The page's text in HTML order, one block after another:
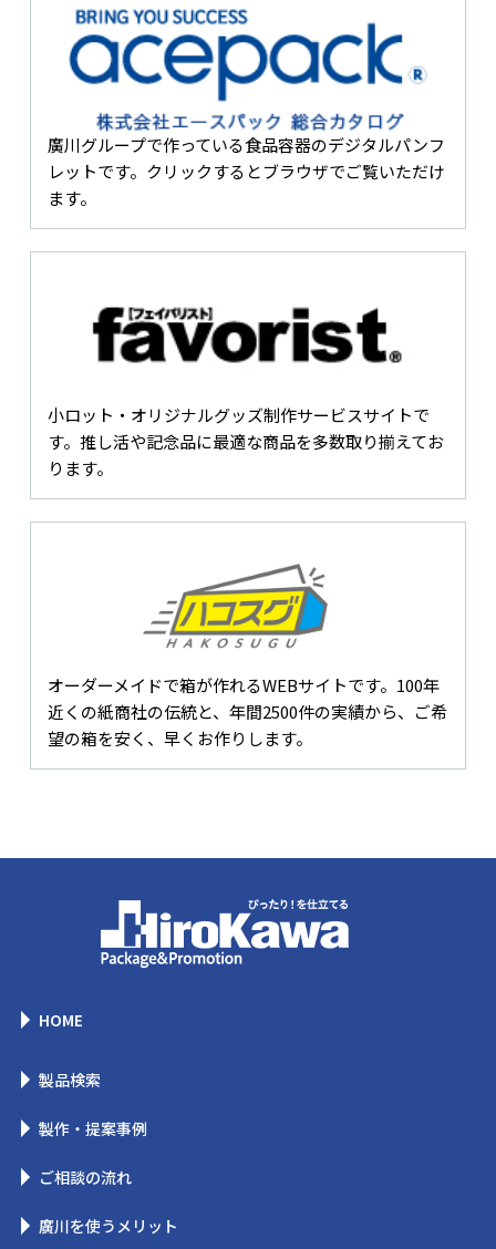
廣川グループで作っている食品容器のデジタルパンフ
レットです。クリックするとブラウザでご覧いただけ
ます。
小ロット・オリジナルグッズ制作サービスサイトで
す。推し活や記念品に最適な商品を多数取り揃えてお
ります。
オーダーメイドで箱が作れるWEBサイトです。100年
近くの紙商社の伝統と、年間2500件の実績から、ご希
望の箱を安く、早くお作りします。
HOME
製品検索
製作・提案事例
ご相談の流れ
廣川を使うメリット